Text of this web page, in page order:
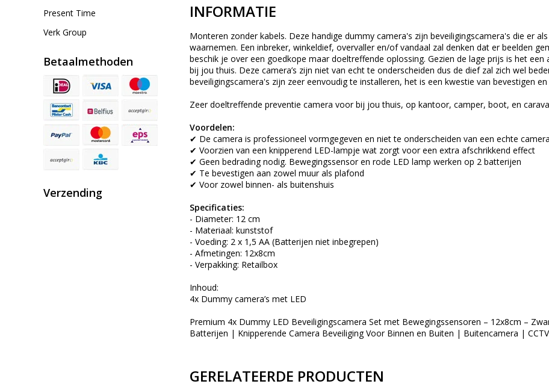
Present Time
Verk Group
Betaalmethoden
Verzending
INFORMATIE
Monteren zonder kabels. Deze handige dummy camera's zijn beveiligingscamera's die er
waarnemen. Een inbreker, winkeldief, overvaller en/of vandaal zal denken dat er beelden
beschik je over een goedkope maar doeltreffende oplossing. Gezien de lage prijs is het
bij jou thuis. Deze camera’s zijn niet van echt te onderscheiden dus de dief zal zich wel
beveiligingscamera's zijn zeer eenvoudig te installeren, het is een kwestie van bevestigen
Zeer doeltreffende preventie camera voor bij jou thuis, op kantoor, camper, boot, en
Voordelen:
✔ De camera is professioneel vormgegeven en niet te onderscheiden van een echte camera
✔ Voorzien van een knipperend LED-lampje wat zorgt voor een extra afschrikkend effect
✔ Geen bedrading nodig. Bewegingssensor en rode LED lamp werken op 2 batterijen
✔ Te bevestigen aan zowel muur als plafond
✔ Voor zowel binnen- als buitenshuis
Specificaties:
- Diameter: 12 cm
- Materiaal: kunststof
- Voeding: 2 x 1,5 AA (Batterijen niet inbegrepen)
- Afmetingen: 12x8cm
- Verpakking: Retailbox
Inhoud:
4x Dummy camera’s met LED
Premium 4x Dummy LED Beveiligingscamera Set met Bewegingssensoren – 12x8cm –
Batterijen | Knipperende Camera Beveiliging Voor Binnen en Buiten | Buitencamera |
GERELATEERDE PRODUCTEN